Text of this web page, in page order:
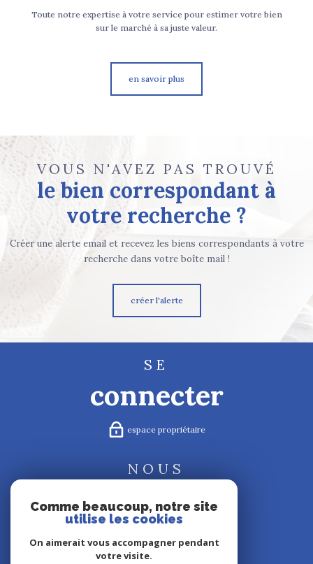
Toute notre expertise à votre service pour estimer votre bien
sur le marché à sa juste valeur.
en savoir plus
VOUS N'AVEZ PAS TROUVÉ
le bien correspondant à
votre recherche ?
Créer une alerte email et recevez les biens correspondants à votre
recherche dans votre boîte mail !
créer l'alerte
SE
connecter
espace propriétaire
NOUS
suivre
Comme beaucoup, notre site
utilise les cookies
On aimerait vous accompagner pendant
votre visite.